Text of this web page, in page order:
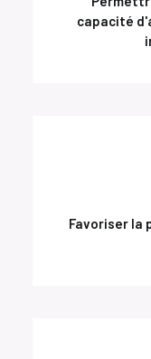
capacité
Favoriser la